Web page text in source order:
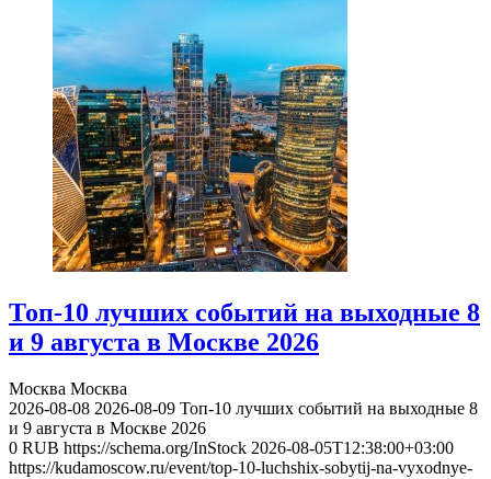
Топ-10 лучших событий на выходные 8
и 9 августа в Москве 2026
Москва Москва
2026-08-08 2026-08-09 Топ-10 лучших событий на выходные 8
и 9 августа в Москве 2026
0 RUB https://schema.org/InStock 2026-08-05T12:38:00+03:00
https://kudamoscow.ru/event/top-10-luchshix-sobytij-na-vyxodnye-